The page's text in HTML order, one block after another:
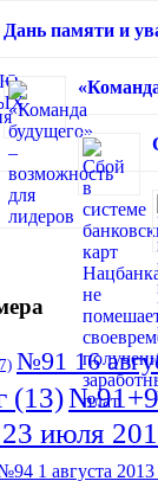
Дань памяти и
№91 16
(13)
июля
1 августа 2013